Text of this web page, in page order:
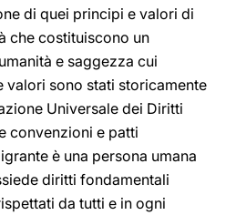
di quei principi e valori di
che costituiscono un
e saggezza cui
valori sono stati storicamente
Universale dei Diritti
convenzioni e patti
è una persona umana
diritti fondamentali
da tutti e in ogni